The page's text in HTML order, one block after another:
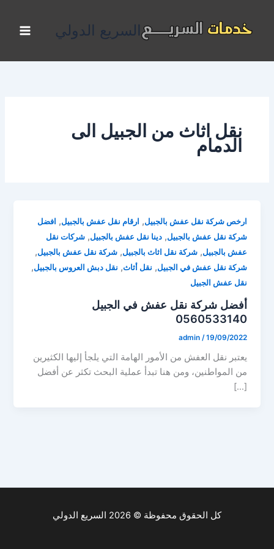
المحتوى
السريع الدولي
نقل اثاث من الجبيل الى
الدمام
ارخص شركة نقل عفش بالجبيل, ارقام نقل عفش بالجبيل, افضل
شركة نقل عفش بالجبيل,دينا نقل عفش بالجبيل,شركات نقل
عفش بالجبيل,شركة نقل اثاث بالجبيل,شركة نقل عفش بالجبيل,
شركة نقل عفش في الجبيل, نقل أثاث, نقل دبش العروس بالجبيل,
نقل عفش الجبيل
أفضل شركة نقل عفش في الجبيل
0560533140
admin /19/09/2022
يعتبر نقل العفش من الأمور الهامة التي يلجأ إليها الكثيرين
من المواطنين، ومن هنا تبدأ عملية البحث تكثر عن أفضل
[…]
كل الحقوق محفوظة © 2026 السريع الدولي